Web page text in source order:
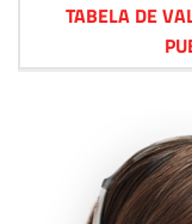
TABELA DE